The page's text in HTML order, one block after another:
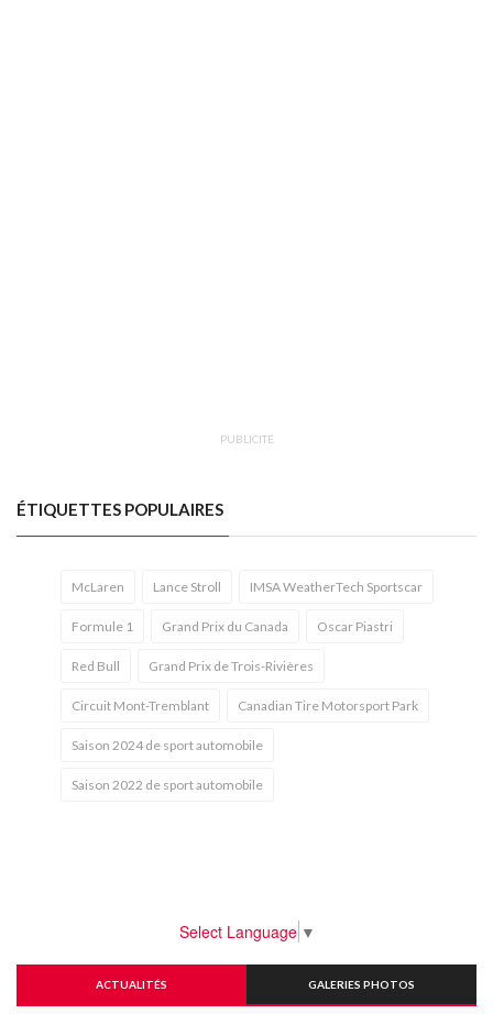
PUBLICITÉ
ÉTIQUETTES POPULAIRES
McLaren Lance Stroll IMSA WeatherTech Sportscar
Formule 1 Grand Prix du Canada Oscar Piastri
Red Bull Grand Prix de Trois-Rivières
Circuit Mont-Tremblant Canadian Tire Motorsport Park
Saison 2024 de sport automobile
Saison 2022 de sport automobile
Select Language ▼
ACTUALITÉS GALERIES PHOTOS